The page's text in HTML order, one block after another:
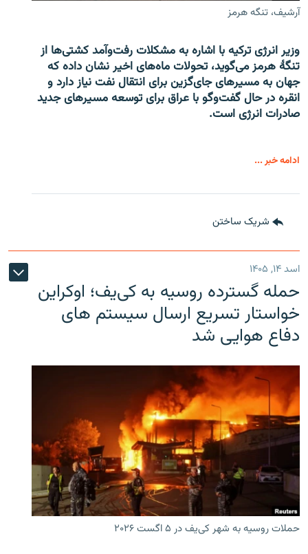
آرشیف، تنگه هرمز
وزیر انرژی ترکیه با اشاره به مشکلات رفت‌وآمد کشتی‌ها از
تنگۀ هرمز می‌گوید، تحولات ماه‌های اخیر نشان داده که
جهان به مسیرهای جای‌گزین برای انتقال نفت نیاز دارد و
انقره در حال گفت‌وگو با عراق برای توسعه مسیرهای جدید
صادرات انرژی است.
ادامه خبر ...
شریک ساختن
اسد ۱۴, ۱۴۰۵
حمله گسترده روسیه به کی‌یف؛ اوکراین
خواستار تسریع ارسال سیستم های
دفاع هوایی شد
حملات روسیه به شهر کی‌یف در ۵ اگست ۲۰۲۶